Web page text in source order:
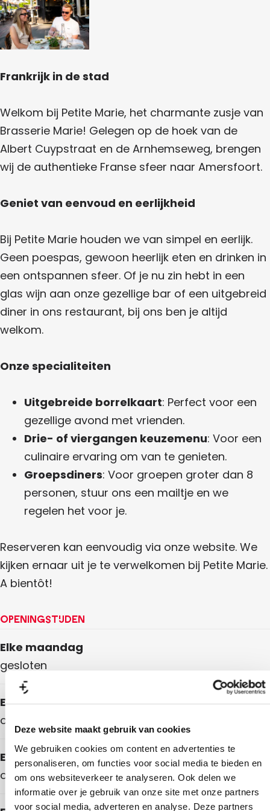
Deze website maakt gebruik van cookies
We gebruiken cookies om content en advertenties te
personaliseren, om functies voor social media te bieden en
om ons websiteverkeer te analyseren. Ook delen we
informatie over je gebruik van onze site met onze partners
voor social media, adverteren en analyse. Deze partners
m
P
T
T
E
M
A
I
Frankrijk in de stad
Welkom bij Petite Marie, het charmante zusje van
Brasserie Marie! Gelegen op de hoek van de
Albert Cuypstraat en de Arnhemseweg, brengen
wij de authentieke Franse sfeer naar Amersfoort.
Geniet van eenvoud en eerlijkheid
Bij Petite Marie houden we van simpel en eerlijk.
Geen poespas, gewoon heerlijk eten en drinken in
een ontspannen sfeer. Of je nu zin hebt in een
glas wijn aan onze gezellige bar of een uitgebreid
diner in ons restaurant, bij ons ben je altijd
welkom.
Onze specialiteiten
Uitgebreide borrelkaart: Perfect voor een
gezellige avond met vrienden.
Drie- of viergangen keuzemenu: Voor een
culinaire ervaring om van te genieten.
Groepsdiners: Voor groepen groter dan 8
personen, stuur ons een mailtje en we
regelen het voor je.
Reserveren kan eenvoudig via onze website. We
kijken ernaar uit je te verwelkomen bij Petite Marie.
A bientôt!
Openingstijden
Elke maandag
gesloten
Elke dinsdag
om 16.00 uur
Elke woensdag
om 16.00 uur